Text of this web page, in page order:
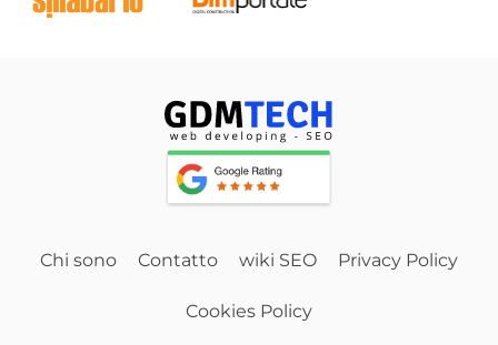
Chi sono Contatto wiki SEO Privacy Policy
Cookies Policy